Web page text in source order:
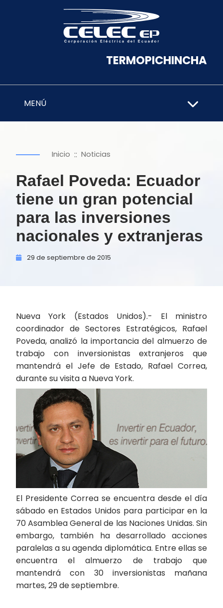
TERMOPICHINCHA
MENÚ
Inicio :: Noticias
Rafael Poveda: Ecuador
tiene un gran potencial
para las inversiones
nacionales y extranjeras
29 de septiembre de 2015
Nueva York (Estados Unidos).- El ministro
coordinador de Sectores Estratégicos, Rafael
Poveda, analizó la importancia del almuerzo de
trabajo con inversionistas extranjeros que
mantendrá el Jefe de Estado, Rafael Correa,
durante su visita a Nueva York.
El Presidente Correa se encuentra desde el día
sábado en Estados Unidos para participar en la
70 Asamblea General de las Naciones Unidas. Sin
embargo, también ha desarrollado acciones
paralelas a su agenda diplomática. Entre ellas se
encuentra el almuerzo de trabajo que
mantendrá con 30 inversionistas mañana
martes, 29 de septiembre.